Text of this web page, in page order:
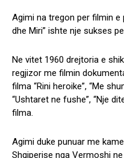
Agimi na tregon per filmin e
dhe Miri” ishte nje sukses
Ne vitet 1960 drejtoria e
regjizor me filmin
filma “Rini heroike”, “Me
“Ushtaret ne fushe”, “Nje
filma.
Agimi duke punuar me
Shqiperise nga Vermoshi